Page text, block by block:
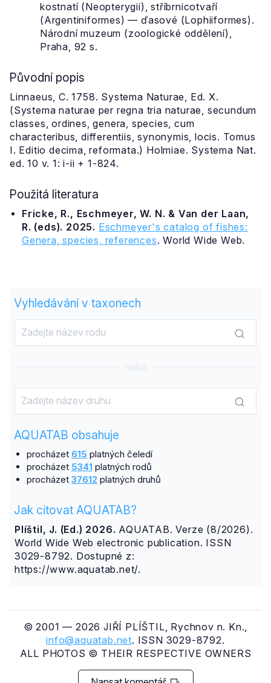
kostnatí (Neopterygii), stříbrnicotvaří
(Argentiniformes) — ďasové (Lophiiformes).
Národní muzeum (zoologické oddělení),
Praha, 92 s.
Původní popis
Linnaeus, C. 1758. Systema Naturae, Ed. X.
(Systema naturae per regna tria naturae, secundum
classes, ordines, genera, species, cum
characteribus, differentiis, synonymis, locis. Tomus
I. Editio decima, reformata.) Holmiae. Systema Nat.
ed. 10 v. 1: i-ii + 1-824.
Použitá literatura
Fricke, R., Eschmeyer, W. N. & Van der Laan,
R. (eds). 2025. Eschmeyer's catalog of fishes:
Genera, species, references. World Wide Web.
Vyhledávání v taxonech
nebo
AQUATAB obsahuje
procházet 615 platných čeledí
procházet 5341 platných rodů
procházet 37612 platných druhů
Jak citovat AQUATAB?
Plíštil, J. (Ed.) 2026. AQUATAB. Verze (8/2026).
World Wide Web electronic publication. ISSN
3029-8792. Dostupné z:
https://www.aquatab.net/.
© 2001 — 2026 JIŘÍ PLÍŠTIL, Rychnov n. Kn.,
info@aquatab.net. ISSN 3029-8792.
ALL PHOTOS © THEIR RESPECTIVE OWNERS